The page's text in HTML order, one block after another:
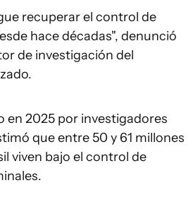
recuperar el control de
hace décadas", denunció
de investigación del
en 2025 por investigadores
que entre 50 y 61 millones
viven bajo el control de